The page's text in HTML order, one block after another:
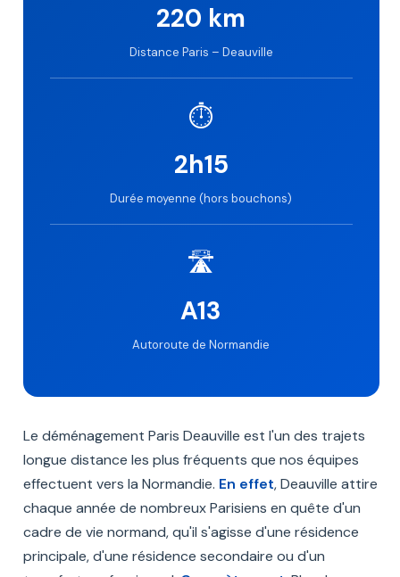
220 km
Distance Paris – Deauville
⏱️
2h15
Durée moyenne (hors bouchons)
🛣️
A13
Autoroute de Normandie
Le déménagement Paris Deauville est l'un des trajets
longue distance les plus fréquents que nos équipes
effectuent vers la Normandie. En effet, Deauville attire
chaque année de nombreux Parisiens en quête d'un
cadre de vie normand, qu'il s'agisse d'une résidence
principale, d'une résidence secondaire ou d'un